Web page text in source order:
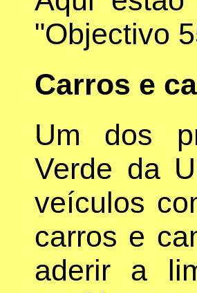
"Objectivo
Carros e
Um dos
Verde da
veículos
carros e
aderir a